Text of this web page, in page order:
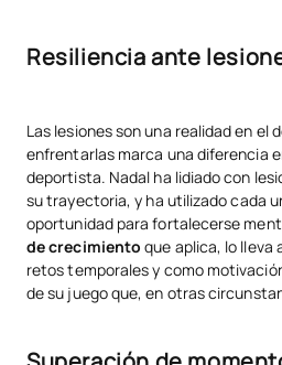
Resiliencia ante
Las lesiones son una realidad en el
enfrentarlas marca una diferencia
deportista. Nadal ha lidiado con
su trayectoria, y ha utilizado cada
oportunidad para fortalecerse
de crecimiento que aplica, lo lleva
retos temporales y como
de su juego que, en otras